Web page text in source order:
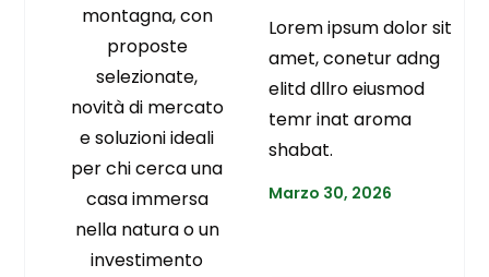
montagna, con
proposte
selezionate,
novità di mercato
e soluzioni ideali
per chi cerca una
casa immersa
nella natura o un
investimento
Lorem ipsum dolor sit
amet, conetur adng
elitd dllro eiusmod
temr inat aroma
shabat.
Marzo 30, 2026